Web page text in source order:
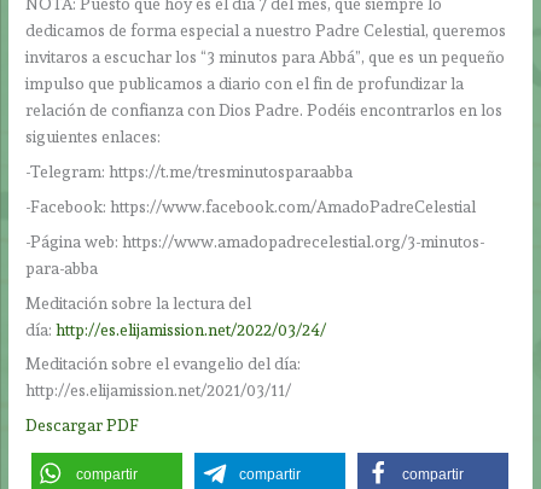
NOTA: Puesto que hoy es el día 7 del mes, que siempre lo
dedicamos de forma especial a nuestro Padre Celestial, queremos
invitaros a escuchar los “3 minutos para Abbá”, que es un pequeño
impulso que publicamos a diario con el fin de profundizar la
relación de confianza con Dios Padre. Podéis encontrarlos en los
siguientes enlaces:
-Telegram: https://t.me/tresminutosparaabba
-Facebook: https://www.facebook.com/AmadoPadreCelestial
-Página web: https://www.amadopadrecelestial.org/3-minutos-
para-abba
Meditación sobre la lectura del
día:http://es.elijamission.net/2022/03/24/
Meditación sobre el evangelio del día:
http://es.elijamission.net/2021/03/11/
Descargar PDF
compartir compartir compartir